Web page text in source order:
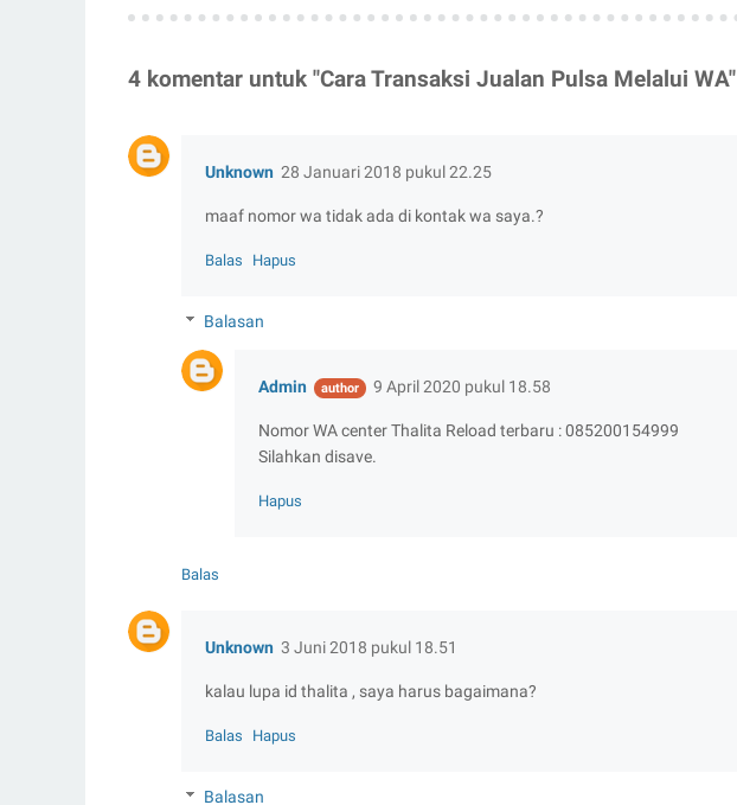
4 komentar untuk "Cara Transaksi Jualan Pulsa Melalui WA"
Unknown 28 Januari 2018 pukul 22.25
maaf nomor wa tidak ada di kontak wa saya.?
Balas Hapus
Balasan
Admin 9 April 2020 pukul 18.58
Nomor WA center Thalita Reload terbaru : 085200154999
Silahkan disave.
Hapus
Balas
Unknown 3 Juni 2018 pukul 18.51
kalau lupa id thalita , saya harus bagaimana?
Balas Hapus
Balasan